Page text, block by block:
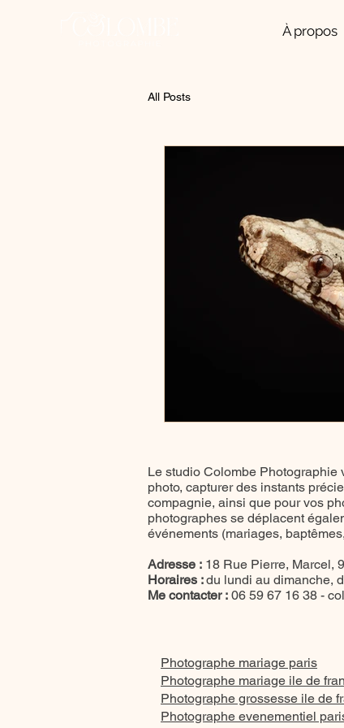
À propos
All Posts
Le studio Colombe Photographie
photo, capturer des instants
compagnie, ainsi que pour vos
photographes se déplacent
événements (mariages,
Adresse : 18 Rue Pierre, Marcel,
Horaires :du lundi au dimanche,
Me contacter : 06 59 67 16 38 -
Photographe mariage paris
Photographe mariage ile de
Photographe grossesse ile de
Photographe evenementiel